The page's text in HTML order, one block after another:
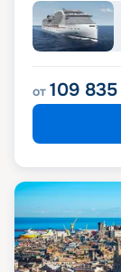
от 109 835